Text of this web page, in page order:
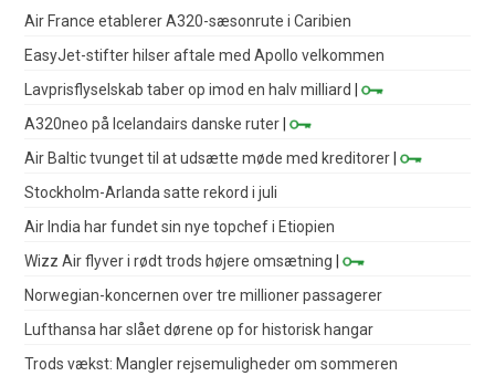
Air France etablerer A320-sæsonrute i Caribien
EasyJet-stifter hilser aftale med Apollo velkommen
Lavprisflyselskab taber op imod en halv milliard
|
A320neo på Icelandairs danske ruter |
Air Baltic tvunget til at udsætte møde med kreditorer |
Stockholm-Arlanda satte rekord i juli
Air India har fundet sin nye topchef i Etiopien
Wizz Air flyver i rødt trods højere omsætning |
Norwegian-koncernen over tre millioner passagerer
Lufthansa har slået dørene op for historisk hangar
Trods vækst: Mangler rejsemuligheder om sommeren